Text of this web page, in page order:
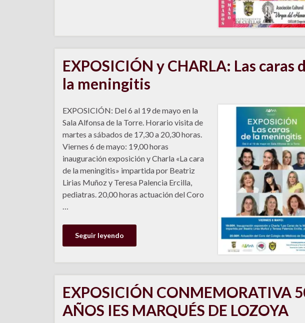
EXPOSICIÓN y CHARLA: Las caras
la meningitis
EXPOSICIÓN: Del 6 al 19 de mayo en la
Sala Alfonsa de la Torre. Horario visita de
martes a sábados de 17,30 a 20,30 horas.
Viernes 6 de mayo: 19,00 horas
inauguración exposición y Charla «La cara
de la meningitis» impartida por Beatriz
Lirias Muñoz y Teresa Palencia Ercilla,
pediatras. 20,00 horas actuación del Coro
…
Seguir leyendo
EXPOSICIÓN CONMEMORATIVA
AÑOS IES MARQUÉS DE LOZOYA